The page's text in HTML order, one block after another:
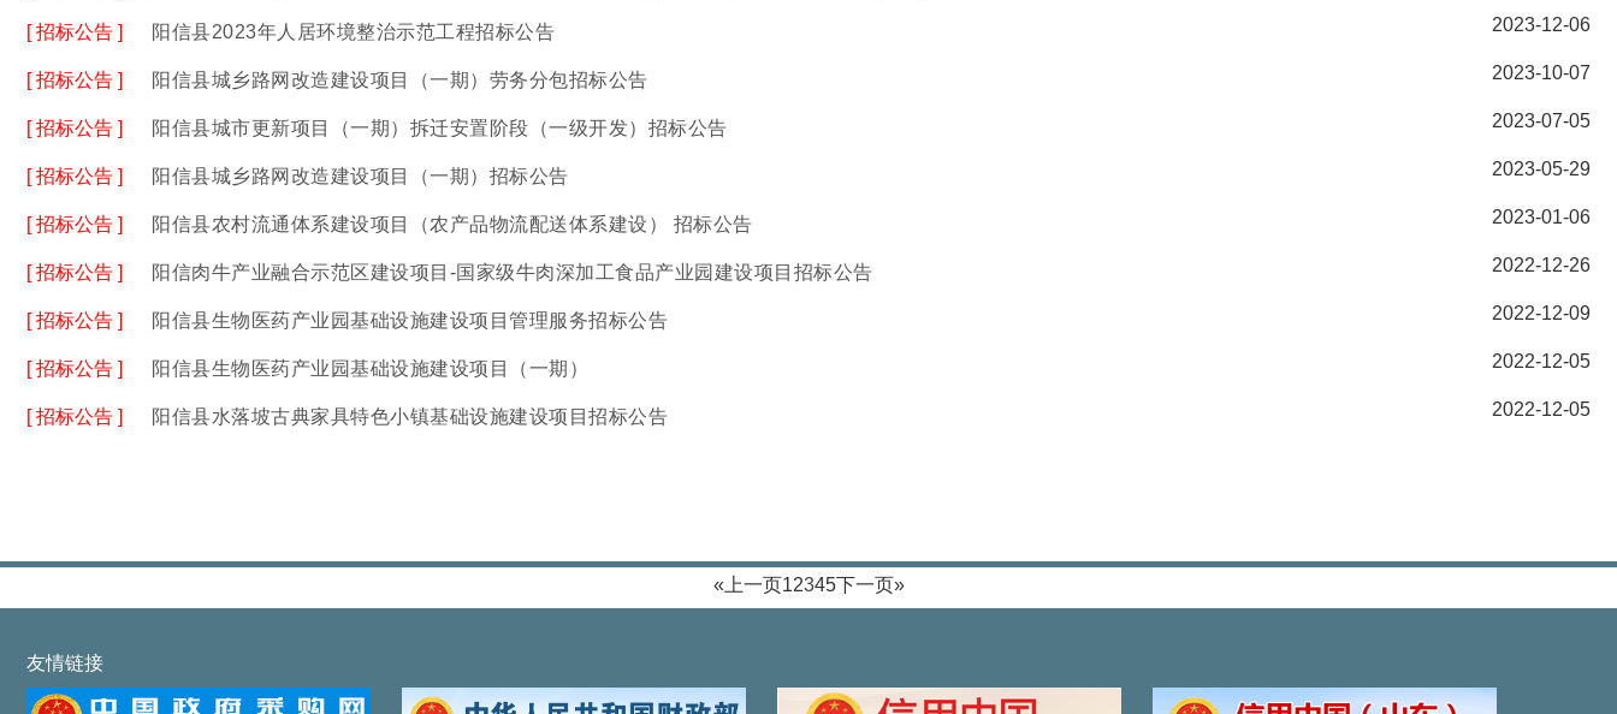
[ 招标公告 ] 阳信县2023年人居环境整治示范工程招标公告 2023-12-06
[ 招标公告 ] 阳信县城乡路网改造建设项目（一期）劳务分包招标公告 2023-10-07
[ 招标公告 ] 阳信县城市更新项目（一期）拆迁安置阶段（一级开发）招标公告 2023-07-05
[ 招标公告 ] 阳信县城乡路网改造建设项目（一期）招标公告 2023-05-29
[ 招标公告 ] 阳信县农村流通体系建设项目（农产品物流配送体系建设） 招标公告 2023-01-06
[ 招标公告 ] 阳信肉牛产业融合示范区建设项目-国家级牛肉深加工食品产业园建设项目招标公告 2022-12-26
[ 招标公告 ] 阳信县生物医药产业园基础设施建设项目管理服务招标公告 2022-12-09
[ 招标公告 ] 阳信县生物医药产业园基础设施建设项目（一期） 2022-12-05
[ 招标公告 ] 阳信县水落坡古典家具特色小镇基础设施建设项目招标公告 2022-12-05
«上一页12345下一页»
友情链接